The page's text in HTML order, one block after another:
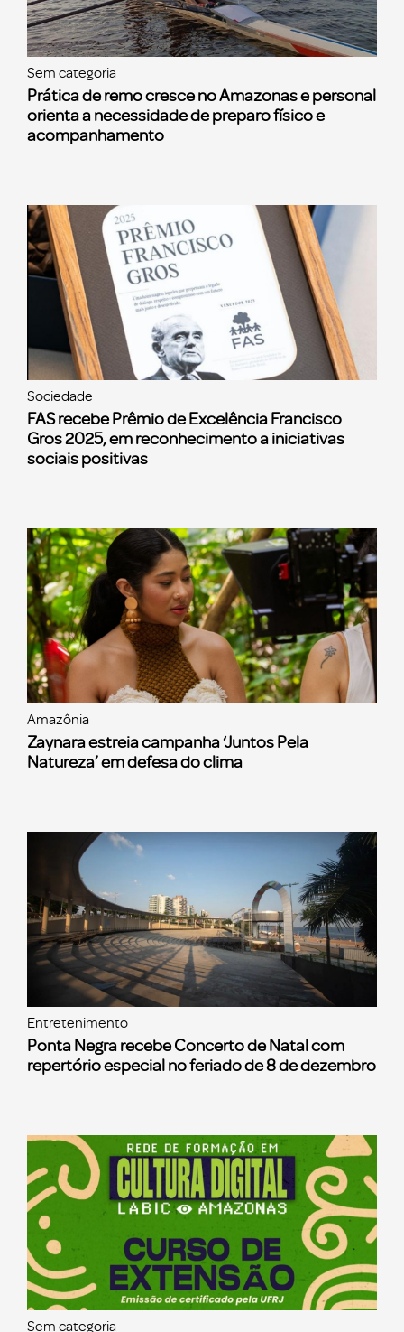
Sem categoria
Prática de remo cresce no Amazonas e personal
orienta a necessidade de preparo físico e
acompanhamento
Sociedade
FAS recebe Prêmio de Excelência Francisco
Gros 2025, em reconhecimento a iniciativas
sociais positivas
Amazônia
Zaynara estreia campanha ‘Juntos Pela
Natureza’ em defesa do clima
Entretenimento
Ponta Negra recebe Concerto de Natal com
repertório especial no feriado de 8 de dezembro
Sem categoria